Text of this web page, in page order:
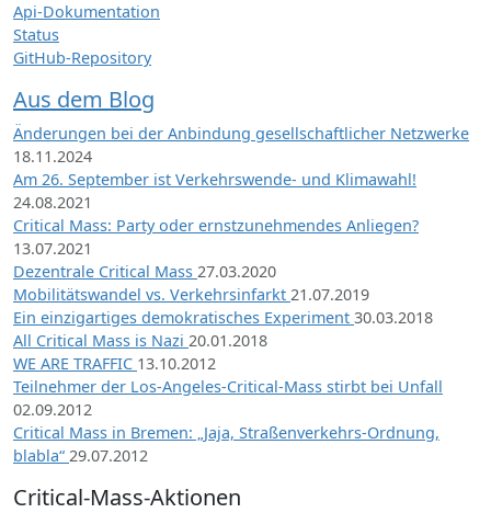
Api-Dokumentation
Status
GitHub-Repository
Aus dem Blog
Änderungen bei der Anbindung gesellschaftlicher Netzwerke
18.11.2024
Am 26. September ist Verkehrswende- und Klimawahl!
24.08.2021
Critical Mass: Party oder ernstzunehmendes Anliegen?
13.07.2021
Dezentrale Critical Mass 27.03.2020
Mobilitätswandel vs. Verkehrsinfarkt 21.07.2019
Ein einzigartiges demokratisches Experiment 30.03.2018
All Critical Mass is Nazi 20.01.2018
WE ARE TRAFFIC 13.10.2012
Teilnehmer der Los-Angeles-Critical-Mass stirbt bei Unfall
02.09.2012
Critical Mass in Bremen: „Jaja, Straßenverkehrs-Ordnung,
blabla“ 29.07.2012
Critical-Mass-Aktionen